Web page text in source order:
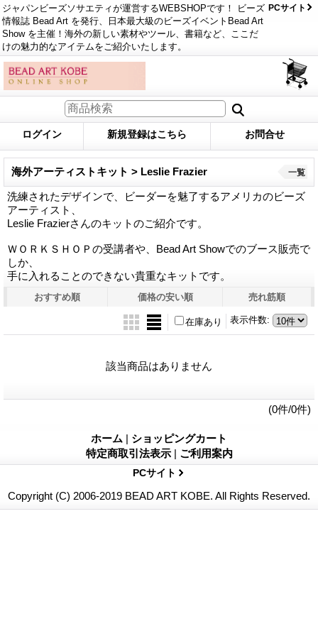
ジャパンビーズソサエティが運営するWEBSHOPです！ ビーズ
情報誌 Bead Art を発行、日本最大級のビーズイベントBead Art
Show を主催！海外の新しい素材やツール、書籍など、ここだ
けの魅力的なアイテムをご紹介いたします。
PCサイト
ログイン 新規登録はこちら お問合せ
海外アーティストキット > Leslie Frazier
洗練されたデザインで、ビーダーを魅了するアメリカのビーズ
アーティスト、
Leslie Frazierさんのキットのご紹介です。
ＷＯＲＫＳＨＯＰの受講者や、Bead Art Showでのブース販売で
しか、
手に入れることのできない貴重なキットです。
一覧
おすすめ順 価格の安い順 売れ筋順
表示件数:
在庫あり
該当商品はありません
(0件/0件)
ホーム | ショッピングカート
特定商取引法表示 | ご利用案内
PCサイト
Copyright (C) 2006-2019 BEAD ART KOBE. All Rights Reserved.